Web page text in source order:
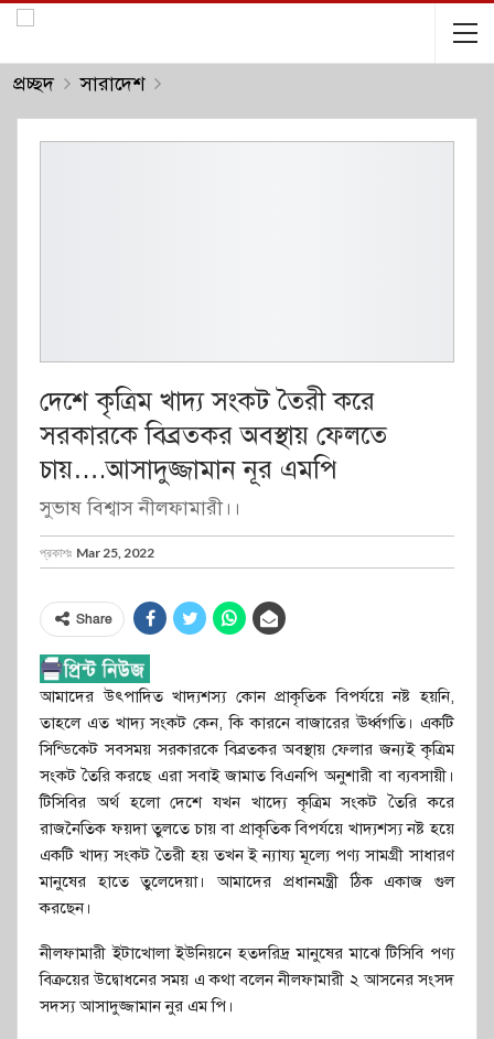
প্রচ্ছদ সারাদেশ
দেশে কৃত্রিম খাদ্য সংকট তৈরী করে
সরকারকে বিব্রতকর অবস্থায় ফেলতে
চায়….আসাদুজ্জামান নূর এমপি
সুভাষ বিশ্বাস নীলফামারী।।
প্রকাশঃ Mar 25, 2022
Share
আমাদের উৎপাদিত খাদ্যশস্য কোন প্রাকৃতিক বিপর্যয়ে নষ্ট হয়নি,
তাহলে এত খাদ্য সংকট কেন, কি কারনে বাজারের ঊর্ধ্বগতি। একটি
সিন্ডিকেট সবসময় সরকারকে বিব্রতকর অবস্থায় ফেলার জন্যই কৃত্রিম
সংকট তৈরি করছে এরা সবাই জামাত বিএনপি অনুশারী বা ব্যবসায়ী।
টিসিবির অর্থ হলো দেশে যখন খাদ্যে কৃত্রিম সংকট তৈরি করে
রাজনৈতিক ফয়দা তুলতে চায় বা প্রাকৃতিক বিপর্যয়ে খাদ্যশস্য নষ্ট হয়ে
একটি খাদ্য সংকট তৈরী হয় তখন ই ন্যায্য মূল্যে পণ্য সামগ্রী সাধারণ
মানুষের হাতে তুলেদেয়া। আমাদের প্রধানমন্ত্রী ঠিক একাজ গুল
করছেন।
নীলফামারী ইটাখোলা ইউনিয়নে হতদরিদ্র মানুষের মাঝে টিসিবি পণ্য
বিক্রয়ের উদ্বোধনের সময় এ কথা বলেন নীলফামারী ২ আসনের সংসদ
সদস্য আসাদুজ্জামান নুর এম পি।